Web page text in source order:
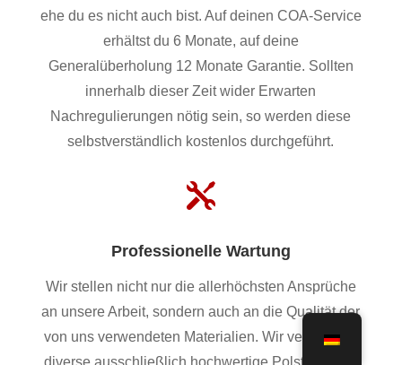
ehe du es nicht auch bist. Auf deinen COA-Service
erhältst du 6 Monate, auf deine
Generalüberholung 12 Monate Garantie. Sollten
innerhalb dieser Zeit wider Erwarten
Nachregulierungen nötig sein, so werden diese
selbstverständlich kostenlos durchgeführt.

Professionelle Wartung
Wir stellen nicht nur die allerhöchsten Ansprüche
an unsere Arbeit, sondern auch an die Qualität der
von uns verwendeten Materialien. Wir verwenden